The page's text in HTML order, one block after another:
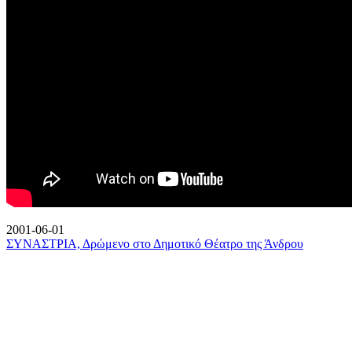
2001-06-01
ΣΥΝΑΣΤΡΙΑ, Δρώμενο στο Δημοτικό Θέατρο της Άνδρου